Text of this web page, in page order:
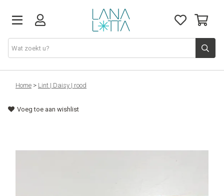
Stoffen
Fournituren
Home > Lint | Daisy | rood
Voeg toe aan wishlist